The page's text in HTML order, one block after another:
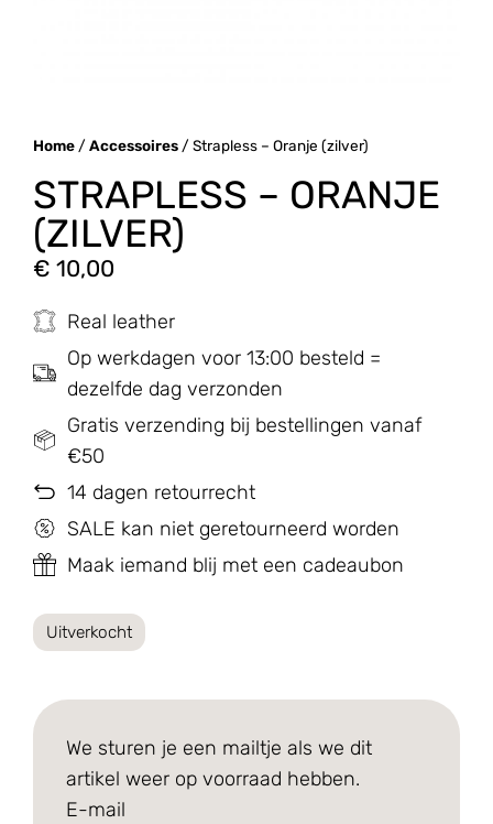
Home/ Accessoires/ Strapless – Oranje (zilver)
STRAPLESS – ORANJE
(ZILVER)
€ 10,00
Real leather
Op werkdagen voor 13:00 besteld =
dezelfde dag verzonden
Gratis verzending bij bestellingen vanaf
€50
14 dagen retourrecht
SALE kan niet geretourneerd worden
Maak iemand blij met een cadeaubon
Uitverkocht
We sturen je een mailtje als we dit
artikel weer op voorraad hebben.
E-mail